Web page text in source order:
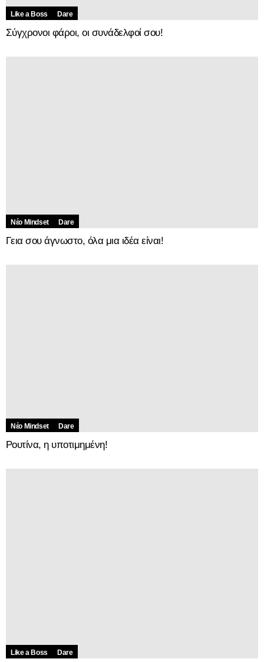
Like a Boss Dare
Σύγχρονοι φάροι, οι συνάδελφοί σου!
Νέο Mindset Dare
Γεια σου άγνωστο, όλα μια ιδέα είναι!
Νέο Mindset Dare
Ρουτίνα, η υποτιμημένη!
Like a Boss Dare